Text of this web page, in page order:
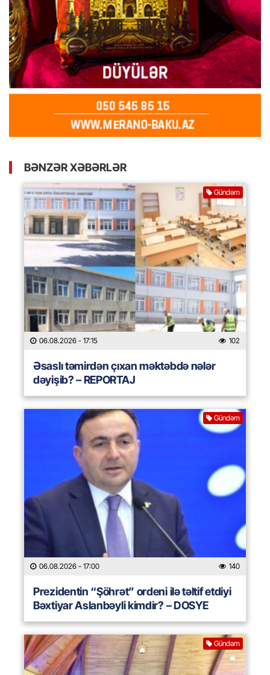
BƏNZƏR XƏBƏRLƏR
Gündəm
06.08.2026 - 17:15 102
Əsaslı təmirdən çıxan məktəbdə nələr
dəyişib? – REPORTAJ
Gündəm
06.08.2026 - 17:00 140
Prezidentin “Şöhrət” ordeni ilə təltif etdiyi
Bəxtiyar Aslanbəyli kimdir? – DOSYE
Gündəm